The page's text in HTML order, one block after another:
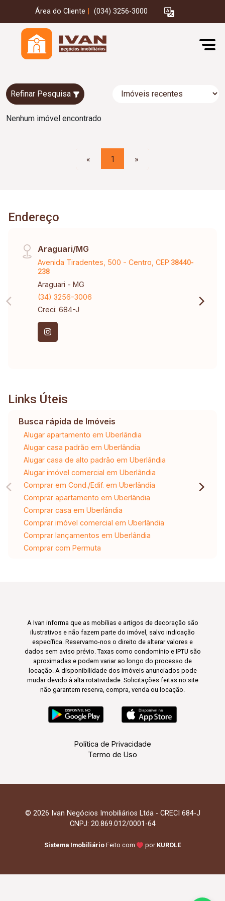
Área do Cliente (034) 3256-3000
Refinar Pesquisa
Nenhum imóvel encontrado
« 1 »
Endereço
Araguari/MG
Avenida Tiradentes, 500 - Centro, CEP:38440-
238
Araguari - MG
(34) 3256-3006
Creci: 684-J
Links Úteis
Busca rápida de Imóveis
Alugar apartamento em Uberlândia
Alugar casa padrão em Uberlândia
Alugar casa de alto padrão em Uberlândia
Alugar imóvel comercial em Uberlândia
Comprar em Cond./Edif. em Uberlândia
Comprar apartamento em Uberlândia
Comprar casa em Uberlândia
Comprar imóvel comercial em Uberlândia
Comprar lançamentos em Uberlândia
Comprar com Permuta
A Ivan informa que as mobílias e artigos de decoração são
ilustrativos e não fazem parte do imóvel, salvo indicação
específica. Reservamo-nos o direito de alterar valores e
dados sem aviso prévio. Taxas como condomínio e IPTU são
aproximadas e podem variar ao longo do processo de
locação. A disponibilidade dos imóveis anunciados pode
mudar devido à alta rotatividade. Solicitações feitas no site
não garantem reserva, compra, venda ou locação.
Política de Privacidade
Termo de Uso
© 2026 Ivan Negócios Imobiliários Ltda - CRECI 684-J
CNPJ: 20.869.012/0001-64
Sistema Imobiliário Feito com por KUROLE